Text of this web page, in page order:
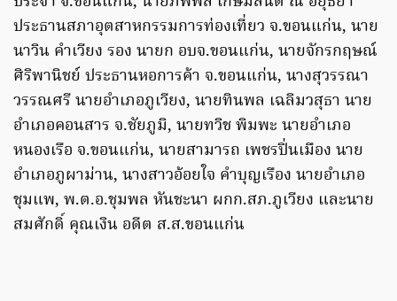
ประธานสภาอุตสาหกรรมการท่องเที่ยว จ.ขอนแก่น, นาย
นาวิน คำเวียง รอง นายก อบจ.ขอนแก่น, นายจักรกฤษณ์
ศิริพานิชย์ ประธานหอการค้า จ.ขอนแก่น, นางสุวรรณา
วรรณศรี นายอำเภอภูเวียง, นายทินพล เฉลิมวสุธา นาย
อำเภอคอนสาร จ.ชัยภูมิ, นายทวิช พิมพะ นายอำเภอ
หนองเรือ จ.ขอนแก่น, นายสามารถ เพชรปิ่นเมือง นาย
อำเภอภูผาม่าน, นางสาวอ้อยใจ คำบุญเรือง นายอำเภอ
ชุมแพ, พ.ต.อ.ชุมพล หันชะนา ผกก.สภ.ภูเวียง และนาย
สมศักดิ์ คุณเงิน อดีต ส.ส.ขอนแก่น